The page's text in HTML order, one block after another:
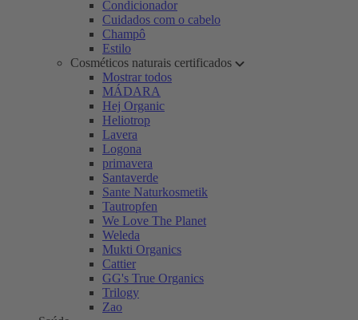
Condicionador
Cuidados com o cabelo
Champô
Estilo
Cosméticos naturais certificados
Mostrar todos
MÁDARA
Hej Organic
Heliotrop
Lavera
Logona
primavera
Santaverde
Sante Naturkosmetik
Tautropfen
We Love The Planet
Weleda
Mukti Organics
Cattier
GG's True Organics
Trilogy
Zao